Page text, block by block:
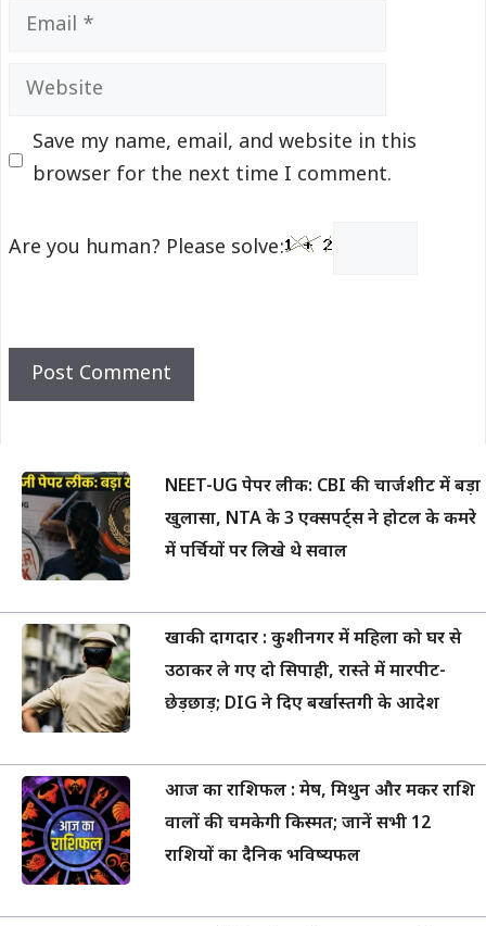
Email
Website
Save my name, email, and website in this
browser for the next time I comment.
Are you human? Please solve:
NEET-UG पेपर लीक: CBI की चार्जशीट में बड़ा
खुलासा, NTA के 3 एक्सपर्ट्स ने होटल के कमरे
में पर्चियों पर लिखे थे सवाल
खाकी दागदार : कुशीनगर में महिला को घर से
उठाकर ले गए दो सिपाही, रास्ते में मारपीट-
छेड़छाड़; DIG ने दिए बर्खास्तगी के आदेश
आज का राशिफल : मेष, मिथुन और मकर राशि
वालों की चमकेगी किस्मत; जानें सभी 12
राशियों का दैनिक भविष्यफल